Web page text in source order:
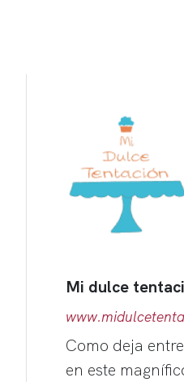
Mi dulce
Como deja
en este